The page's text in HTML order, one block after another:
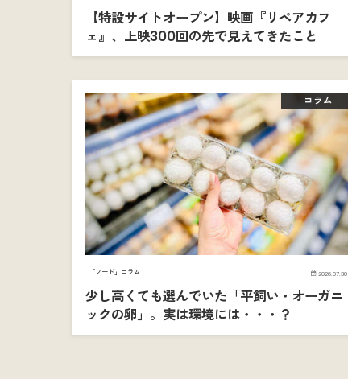
【特設サイトオープン】映画『リペアカフ
ェ』、上映300回の先で見えてきたこと
コラム
「フード」コラム 2026.07.30
少し高くても選んでいた「平飼い・オーガニ
ックの卵」。実は環境には・・・？